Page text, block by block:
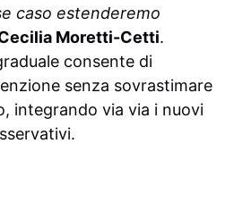
caso estenderemo
Moretti-Cetti.
consente di
senza sovrastimare
integrando via via i nuovi